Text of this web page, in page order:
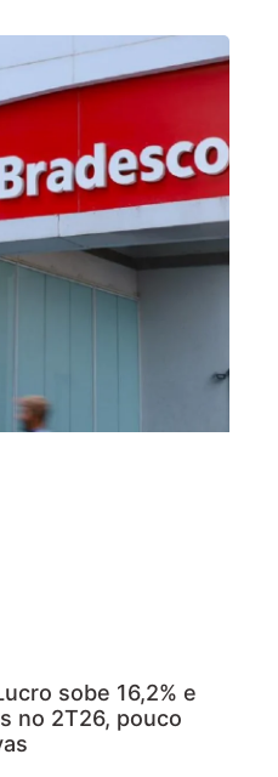
sobe 16,2% e
no 2T26, pouco